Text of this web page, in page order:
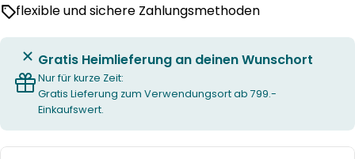
flexible und sichere Zahlungsmethoden
Gratis Heimlieferung an deinen Wunschort
Nur für kurze Zeit:
Gratis Lieferung zum Verwendungsort ab 799.-
Einkaufswert.